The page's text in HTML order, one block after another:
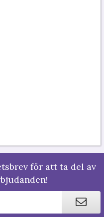
för att ta del av